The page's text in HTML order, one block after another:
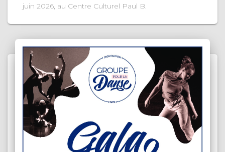
juin 2026, au Centre Culturel Paul B.